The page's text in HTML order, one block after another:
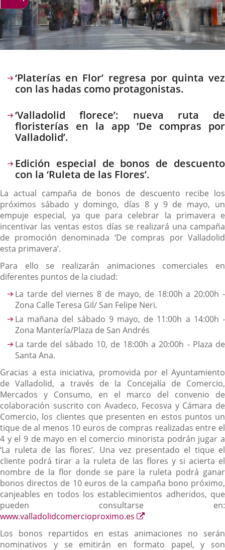
Descripción
‘Platerías en Flor’ regresa por quinta vez
con las hadas como protagonistas.
‘Valladolid florece’: nueva ruta de
floristerías en la app ‘De compras por
Valladolid’.
Edición especial de bonos de descuento
con la ‘Ruleta de las Flores’.
La actual campaña de bonos de descuento recibe los
próximos sábado y domingo, días 8 y 9 de mayo, un
empuje especial, ya que para celebrar la primavera e
incentivar las ventas estos días se realizará una campaña
de promoción denominada ‘De compras por Valladolid
esta primavera’.
Para ello se realizarán animaciones comerciales en
diferentes puntos de la ciudad:
La tarde del viernes 8 de mayo, de 18:00h a 20:00h -
Zona Calle Teresa Gil/ San Felipe Neri.
La mañana del sábado 9 mayo, de 11:00h a 14:00h -
Zona Mantería/Plaza de San Andrés
La tarde del sábado 10, de 18:00h a 20:00h - Plaza de
Santa Ana.
Gracias a esta iniciativa, promovida por el Ayuntamiento
de Valladolid, a través de la Concejalía de Comercio,
Mercados y Consumo, en el marco del convenio de
colaboración suscrito con Avadeco, Fecosva y Cámara de
Comercio, los clientes que presenten en estos puntos un
tique de al menos 10 euros de compras realizadas entre el
4 y el 9 de mayo en el comercio minorista podrán jugar a
‘La ruleta de las flores’. Una vez presentado el tique el
cliente podrá tirar a la ruleta de las flores y si acierta el
nombre de la flor donde se pare la ruleta podrá ganar
bonos directos de 10 euros de la campaña bono próximo,
canjeables en todos los establecimientos adheridos, que
pueden consultarse en:
www.valladolidcomercioproximo.es
Enlace
una
Los bonos repartidos en estas animaciones no serán
nominativos y se emitirán en formato papel, y son